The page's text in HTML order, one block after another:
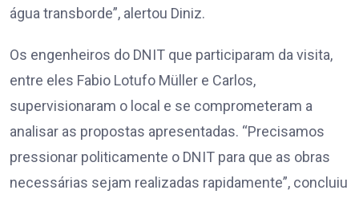
água transborde”, alertou Diniz.
Os engenheiros do DNIT que participaram da visita,
entre eles Fabio Lotufo Müller e Carlos,
supervisionaram o local e se comprometeram a
analisar as propostas apresentadas. “Precisamos
pressionar politicamente o DNIT para que as obras
necessárias sejam realizadas rapidamente”, concluiu